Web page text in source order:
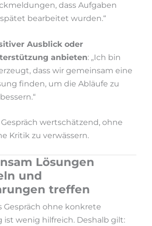
dass Aufgaben
bearbeitet wurden.“
Ausblick oder
anbieten: „Ich bin
dass wir gemeinsam eine
finden, um die Abläufe zu
wertschätzend, ohne
Kritik zu verwässern.
Lösungen
und
treffen
Gespräch ohne konkrete
ist wenig hilfreich. Deshalb gilt: